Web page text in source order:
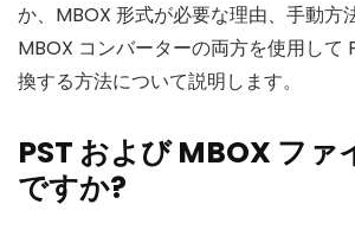
か、MBOX 形式が必要な理由、手動方
MBOX コンバーターの両方を使用して
換する方法について説明します。
PST および MBOX ファ
ですか?